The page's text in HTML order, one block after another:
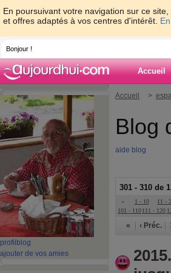
En poursuivant votre navigation sur ce
et offres adaptés à vos centres d'intérêt.
Bonjour !
Accueil
profil blog
ajouter de vos amies
Accueil >
Blog
aide blog
301 - 310 de
« 1 - 10 11 -
101 - 110111 - 120
« ‹ Préc.